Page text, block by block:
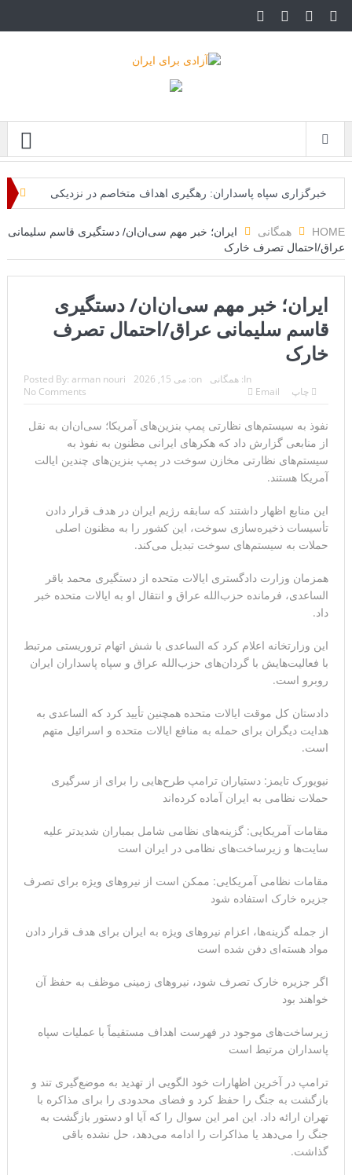
Menu
خبرگزاری سپاه پاسداران: رهگیری اهداف متخاصم در نزدیکی
جزیره قشم
تحلیلگر حکومتی: تفاهم هرمز پایان بحران نیست؛ خطر جنگ
ایران؛ واکنش ترامپ و معاونش به اقدام تفرقه‌افکنان/سفر
ژنرال منیر به عربستان
مقاله: اپوزیسیون بی‌راه‌حل؛ وقتی دشمنی با پهلوی جای نجات
۱۰ تریلیون دلار؛ چگونه جرایم سایبری به سومین اقتصاد بزرگ
جهان تبدیل شد؟
جمهوری‌خواهان است
تنگه هرمز؛ از سخنان تازه ترامپ چنین برمیآید که توافقی به
دست نیامده است
فیلم؛ هشدار قاطعانه نتانیاهو به پاسدار احمد وحیدی، سرکرده
سپاه پاسداران
خبرگزاری رویترز از اختلاف نظر در مذاکرات در باره تنگه هرمز
سنتکام: ما همچنان به اعمال محاصره علیه رژیم ایران ادامه
HOME همگانی
ایران؛ خبر مهم سی‌ان‌ان/ دستگیری قاسم سلیمانی
عراق/احتمال تصرف خارک
ایران؛ خبر مهم سی‌ان‌ان/ دستگیری
قاسم سلیمانی عراق/احتمال تصرف
خارک
Posted By: arman nouri on: می 15, 2026 In: همگانی
No Comments
چاپ Email
نفوذ به سیستم‌های نظارتی پمپ بنزین‌های آمریکا؛ سی‌ان‌ان به نقل
از منابعی گزارش داد که هکرهای ایرانی مظنون به نفوذ به
سیستم‌های نظارتی مخازن سوخت در پمپ بنزین‌های چندین ایالت
آمریکا هستند.
این منابع اظهار داشتند که سابقه رژیم ایران در هدف قرار دادن
تأسیسات ذخیره‌سازی سوخت، این کشور را به مظنون اصلی
حملات به سیستم‌های سوخت تبدیل می‌کند.
همزمان وزارت دادگستری ایالات متحده از دستگیری محمد باقر
الساعدی، فرمانده حزب‌الله عراق و انتقال او به ایالات متحده خبر
داد.
این وزارتخانه اعلام کرد که الساعدی با شش اتهام تروریستی مرتبط
با فعالیت‌هایش با گردان‌های حزب‌الله عراق و سپاه پاسداران ایران
روبرو است.
دادستان کل موقت ایالات متحده همچنین تأیید کرد که الساعدی به
هدایت دیگران برای حمله به منافع ایالات متحده و اسرائیل متهم
است.
نیویورک تایمز: دستیاران ترامپ طرح‌هایی را برای از سرگیری
حملات نظامی به ایران آماده کرده‌اند
مقامات آمریکایی: گزینه‌های نظامی شامل بمباران شدیدتر علیه
سایت‌ها و زیرساخت‌های نظامی در ایران است
مقامات نظامی آمریکایی: ممکن است از نیروهای ویژه برای تصرف
جزیره خارک استفاده شود
از جمله گزینه‌ها، اعزام نیروهای ویژه به ایران برای هدف قرار دادن
مواد هسته‌ای دفن شده است
اگر جزیره خارک تصرف شود، نیروهای زمینی موظف به حفظ آن
خواهند بود
زیرساخت‌های موجود در فهرست اهداف مستقیماً با عملیات سپاه
پاسداران مرتبط است
ترامپ در آخرین اظهارات خود الگویی از تهدید به موضع‌گیری تند و
بازگشت به جنگ را حفظ کرد و فضای محدودی را برای مذاکره با
تهران ارائه داد. این امر این سوال را که آیا او دستور بازگشت به
جنگ را می‌دهد یا مذاکرات را ادامه می‌دهد، حل نشده باقی
گذاشت.